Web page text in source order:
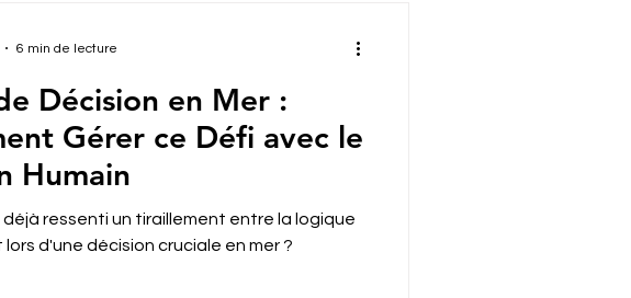
Décision en Mer :
Gérer ce Défi avec le
Humain
ressenti un tiraillement entre la logique
d'une décision cruciale en mer ?
6 min de lecture